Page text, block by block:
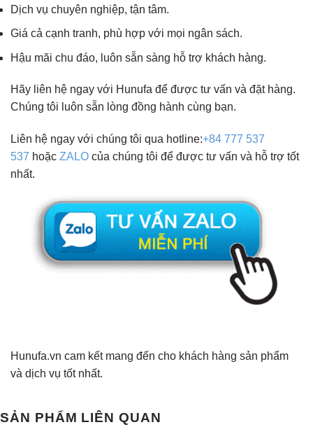
Dịch vụ chuyên nghiệp, tận tâm.
Giá cả cạnh tranh, phù hợp với mọi ngân sách.
Hậu mãi chu đáo, luôn sẵn sàng hỗ trợ khách hàng.
Hãy liên hệ ngay với Hunufa để được tư vấn và đặt hàng.
Chúng tôi luôn sẵn lòng đồng hành cùng bạn.
Liên hệ ngay với chúng tôi qua hotline:+84 777 537
537 hoặc ZALO của chúng tôi để được tư vấn và hỗ trợ tốt
nhất.
Hunufa.vn cam kết mang đến cho khách hàng sản phẩm
và dịch vụ tốt nhất.
SẢN PHẨM LIÊN QUAN